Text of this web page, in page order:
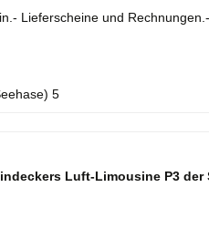
Lieferscheine und
5
Luft-Limousine P3